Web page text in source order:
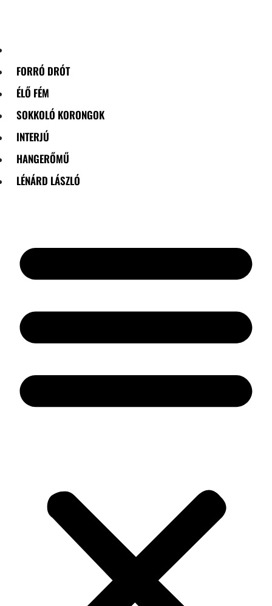
FORRÓ DRÓT
ÉLŐ FÉM
SOKKOLÓ KORONGOK
INTERJÚ
HANGERŐMŰ
LÉNÁRD LÁSZLÓ